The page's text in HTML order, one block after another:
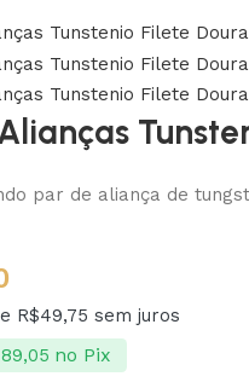
par de aliança de
R$49,75 sem juros
no Pix